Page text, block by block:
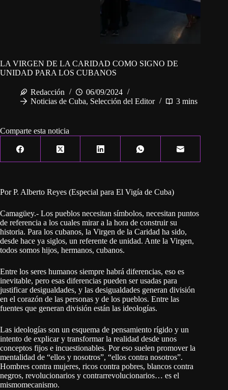
LA VIRGEN DE LA CARIDAD COMO SIGNO DE
UNIDAD PARA LOS CUBANOS
Redacción
06/09/2024
Noticias de Cuba, Selección del Editor 3 mins
Comparte esta noticia
Por P. Alberto Reyes (Especial para El Vigía de Cuba)
Camagüey.- Los pueblos necesitan símbolos, necesitan puntos
de referencia a los cuales mirar a la hora de construir su
historia. Para los cubanos, la Virgen de la Caridad ha sido,
desde hace ya siglos, un referente de unidad. Ante la Virgen,
todos somos hijos, hermanos, cubanos.
Entre los seres humanos siempre habrá diferencias, eso es
inevitable, pero esas diferencias pueden ser usadas para
justificar desigualdades, y las desigualdades generan división
en el corazón de las personas y de los pueblos. Entre las
fuentes que generan división están las ideologías.
Las ideologías son un esquema de pensamiento rígido y un
intento de explicar y transformar la realidad desde unos
conceptos fijos e incuestionables. Por eso suelen promover la
mentalidad de “ellos y nosotros”, “ellos contra nosotros”.
Hombres contra mujeres, ricos contra pobres, blancos contra
negros, revolucionarios y contrarrevolucionarios… es el
mismomecanismo.